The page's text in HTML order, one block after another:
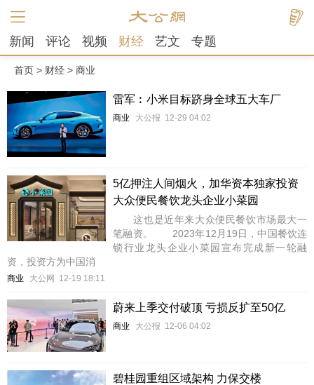
新闻 评论 视频 财经 艺文 专题
首页 > 财经 > 商业
雷军︰小米目标跻身全球五大车厂
商业 大公报 12-29 04:02
5亿押注人间烟火，加华资本独家投资
大众便民餐饮龙头企业小菜园
这也是近年来大众便民餐饮市场最大一
笔融资。 2023年12月19日，中国餐饮连
锁行业龙头企业小菜园宣布完成新一轮融
资，投资方为中国消
商业 大公网 12-19 18:11
蔚来上季交付破顶 亏损反扩至50亿
商业 大公报 12-06 04:02
碧桂园重组区域架构 力保交楼